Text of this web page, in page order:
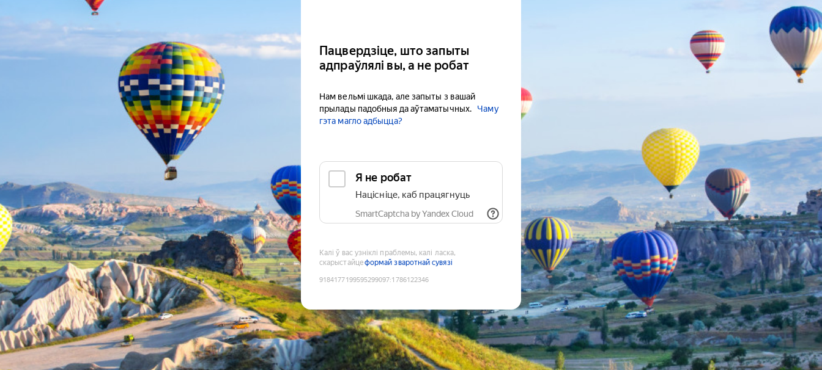
Пацвердзіце, што запыты
адпраўлялі вы, а не робат
Нам вельмі шкада, але запыты з вашай
прылады падобныя да аўтаматычных.
Чаму
гэта магло адбыцца?
Я не робат
Націсніце, каб працягнуць
SmartCaptcha by Yandex Cloud
Калі ў вас узніклі праблемы, калі ласка,
скарыстайцеформай зваротнай сувязі
9184177199595299097:1786122346